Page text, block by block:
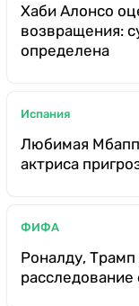
Хаби Алонсо
возвращения:
определена
Испания
Любимая
актриса
ФИФА
Роналду,